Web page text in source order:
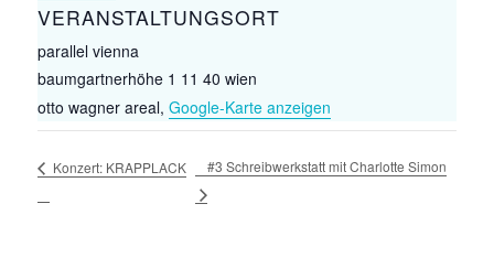
VERANSTALTUNGSORT
parallel vienna
baumgartnerhöhe 1 11 40 wien
otto wagner areal, Google-Karte anzeigen
Konzert: KRAPPLACK #3 Schreibwerkstatt mit Charlotte Simon